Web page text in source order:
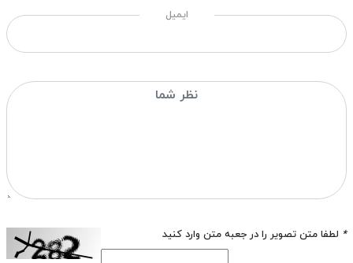
ایمیل
* لطفا متن تصویر را در جعبه متن وارد کنید